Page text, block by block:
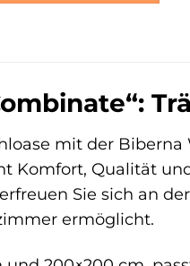
mit der Biberna
Komfort, Qualität
Sie sich an
ermöglicht.